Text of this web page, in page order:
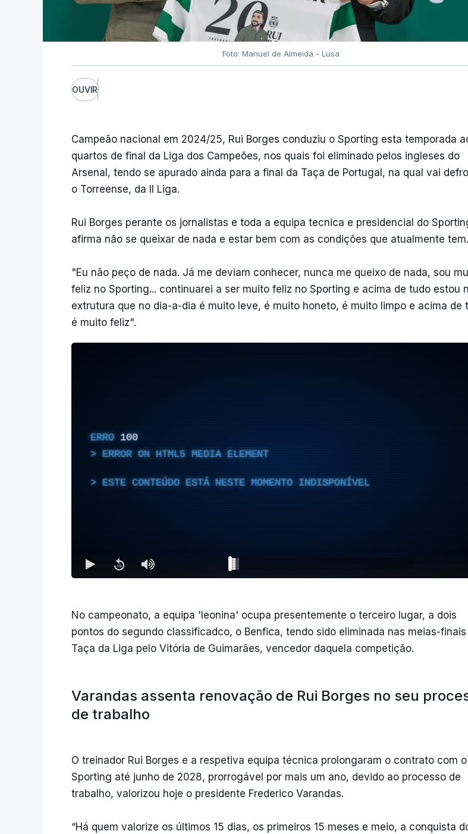
Foto: Manuel de Almeida - Lusa
OUVIR
Campeão nacional em 2024/25, Rui Borges conduziu o Sporting esta temporada
quartos de final da Liga dos Campeões, nos quais foi eliminado pelos ingleses do
Arsenal, tendo se apurado ainda para a final da Taça de Portugal, na qual vai
o Torreense, da II Liga.
Rui Borges perante os jornalistas e toda a equipa tecnica e presidencial do
afirma não se queixar de nada e estar bem com as condições que atualmente tem.
"Eu não peço de nada. Já me deviam conhecer, nunca me queixo de nada, sou
feliz no Sporting... continuarei a ser muito feliz no Sporting e acima de tudo estou
extrutura que no dia-a-dia é muito leve, é muito honeto, é muito limpo e acima de
é muito feliz".
ERRO 100
ERROR ON HTML5 MEDIA ELEMENT
ESTE CONTEÚDO ESTÁ NESTE MOMENTO INDISPONÍVEL
No campeonato, a equipa 'leonina' ocupa presentemente o terceiro lugar, a dois
pontos do segundo classificadco, o Benfica, tendo sido eliminada nas meias-finais
Taça da Liga pelo Vitória de Guimarães, vencedor daquela competição.
Varandas assenta renovação de Rui Borges no seu
de trabalho
O treinador Rui Borges e a respetiva equipa técnica prolongaram o contrato com o
Sporting até junho de 2028, prorrogável por mais um ano, devido ao processo de
trabalho, valorizou hoje o presidente Frederico Varandas.
“Há quem valorize os últimos 15 dias, os primeiros 15 meses e meio, a conquista